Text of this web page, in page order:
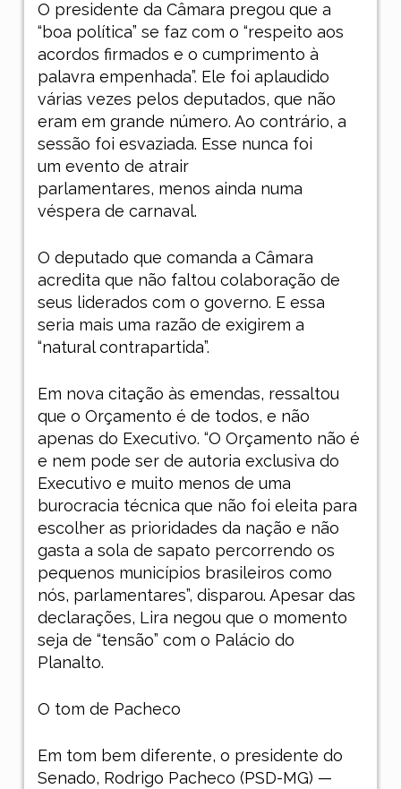
O presidente da Câmara pregou que a
“boa política” se faz com o “respeito aos
acordos firmados e o cumprimento à
palavra empenhada”. Ele foi aplaudido
várias vezes pelos deputados, que não
eram em grande número. Ao contrário, a
sessão foi esvaziada. Esse nunca foi
um evento de atrair
parlamentares, menos ainda numa
véspera de carnaval.
O deputado que comanda a Câmara
acredita que não faltou colaboração de
seus liderados com o governo. E essa
seria mais uma razão de exigirem a
“natural contrapartida”.
Em nova citação às emendas, ressaltou
que o Orçamento é de todos, e não
apenas do Executivo. “O Orçamento não é
e nem pode ser de autoria exclusiva do
Executivo e muito menos de uma
burocracia técnica que não foi eleita para
escolher as prioridades da nação e não
gasta a sola de sapato percorrendo os
pequenos municípios brasileiros como
nós, parlamentares”, disparou. Apesar das
declarações, Lira negou que o momento
seja de “tensão” com o Palácio do
Planalto.
O tom de Pacheco
Em tom bem diferente, o presidente do
Senado, Rodrigo Pacheco (PSD-MG) —